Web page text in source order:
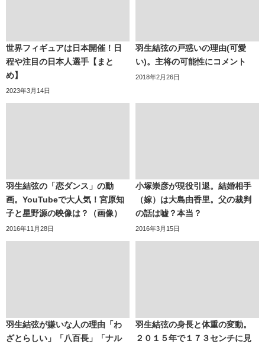
世界フィギュアは日本開催！日
程や注目の日本人選手【まと
め】
2023年3月14日
羽生結弦の戸惑いの理由(可愛
い)。主将の可能性にコメント
2018年2月26日
羽生結弦の「恋ダンス」の動
画。YouTubeで大人気！宮原知
子と星野源の映像は？（画像）
2016年11月28日
小塚崇彦が現役引退。結婚相手
（嫁）は大島由香里。父の裁判
の話は嘘？本当？
2016年3月15日
羽生結弦が嫌いな人の理由「わ
ざとらしい」「八百長」「ナル
羽生結弦の身長と体重の変動。
２０１５年で１７３センチに見